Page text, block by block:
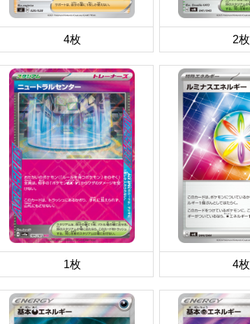
4枚 2枚
1枚 4枚